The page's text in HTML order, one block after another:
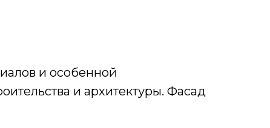
и особенной
и архитектуры. Фасад